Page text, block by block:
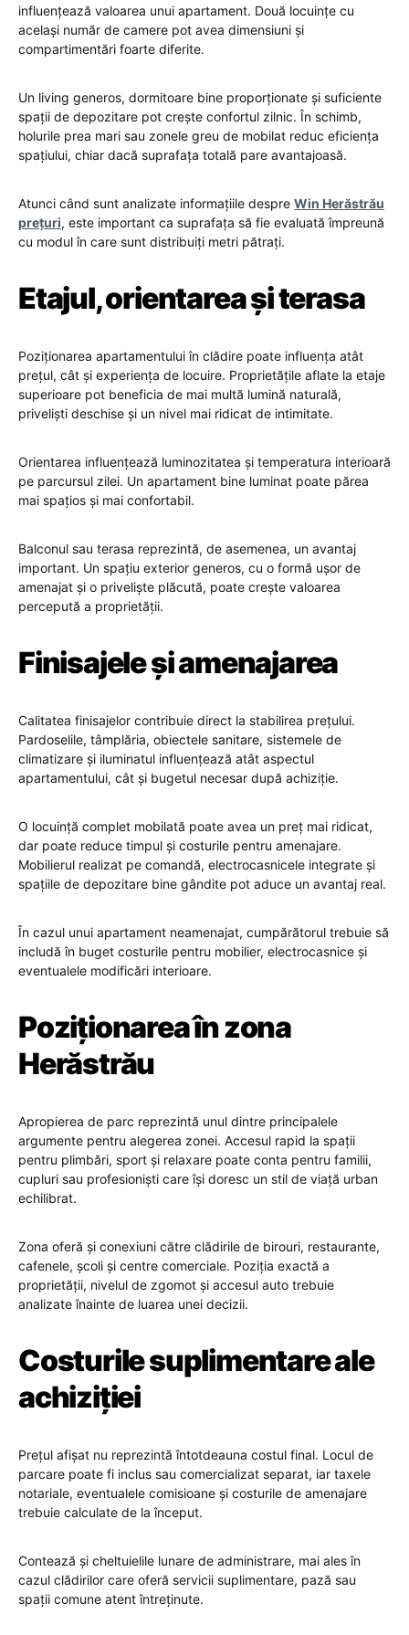
influențează valoarea unui apartament. Două locuințe cu
același număr de camere pot avea dimensiuni și
compartimentări foarte diferite.
Un living generos, dormitoare bine proporționate și suficiente
spații de depozitare pot crește confortul zilnic. În schimb,
holurile prea mari sau zonele greu de mobilat reduc eficiența
spațiului, chiar dacă suprafața totală pare avantajoasă.
Atunci când sunt analizate informațiile despre Win Herăstrău
prețuri, este important ca suprafața să fie evaluată împreună
cu modul în care sunt distribuiți metri pătrați.
Etajul, orientarea și terasa
Poziționarea apartamentului în clădire poate influența atât
prețul, cât și experiența de locuire. Proprietățile aflate la etaje
superioare pot beneficia de mai multă lumină naturală,
priveliști deschise și un nivel mai ridicat de intimitate.
Orientarea influențează luminozitatea și temperatura interioară
pe parcursul zilei. Un apartament bine luminat poate părea
mai spațios și mai confortabil.
Balconul sau terasa reprezintă, de asemenea, un avantaj
important. Un spațiu exterior generos, cu o formă ușor de
amenajat și o priveliște plăcută, poate crește valoarea
percepută a proprietății.
Finisajele și amenajarea
Calitatea finisajelor contribuie direct la stabilirea prețului.
Pardoselile, tâmplăria, obiectele sanitare, sistemele de
climatizare și iluminatul influențează atât aspectul
apartamentului, cât și bugetul necesar după achiziție.
O locuință complet mobilată poate avea un preț mai ridicat,
dar poate reduce timpul și costurile pentru amenajare.
Mobilierul realizat pe comandă, electrocasnicele integrate și
spațiile de depozitare bine gândite pot aduce un avantaj real.
În cazul unui apartament neamenajat, cumpărătorul trebuie să
includă în buget costurile pentru mobilier, electrocasnice și
eventualele modificări interioare.
Poziționarea în zona
Herăstrău
Apropierea de parc reprezintă unul dintre principalele
argumente pentru alegerea zonei. Accesul rapid la spații
pentru plimbări, sport și relaxare poate conta pentru familii,
cupluri sau profesioniști care își doresc un stil de viață urban
echilibrat.
Zona oferă și conexiuni către clădirile de birouri, restaurante,
cafenele, școli și centre comerciale. Poziția exactă a
proprietății, nivelul de zgomot și accesul auto trebuie
analizate înainte de luarea unei decizii.
Costurile suplimentare ale
achiziției
Prețul afișat nu reprezintă întotdeauna costul final. Locul de
parcare poate fi inclus sau comercializat separat, iar taxele
notariale, eventualele comisioane și costurile de amenajare
trebuie calculate de la început.
Contează și cheltuielile lunare de administrare, mai ales în
cazul clădirilor care oferă servicii suplimentare, pază sau
spații comune atent întreținute.